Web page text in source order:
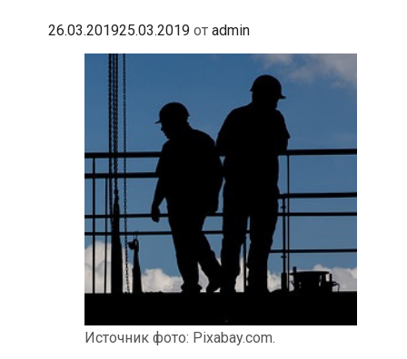
26.03.201925.03.2019 от admin
Источник фото: Pixabay.com.